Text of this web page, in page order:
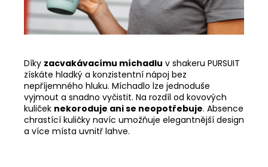
Díky zacvakávacímu míchadlu v shakeru PURSUIT
získáte hladký a konzistentní nápoj bez
nepříjemného hluku. Míchadlo lze jednoduše
vyjmout a snadno vyčistit. Na rozdíl od kovových
kuliček nekoroduje ani se neopotřebuje. Absence
chrastící kuličky navíc umožňuje elegantnější design
a více místa uvnitř lahve.